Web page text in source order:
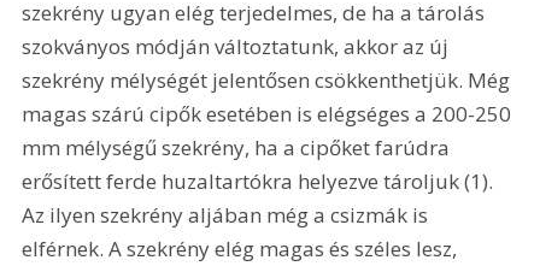
szekrény ugyan elég terjedelmes, de ha a tárolás
szokványos módján változtatunk, akkor az új
szekrény mélységét jelentősen csökkenthetjük. Még
magas szárú cipők esetében is elégséges a 200-250
mm mélységű szekrény, ha a cipőket farúdra
erősített ferde huzaltartókra helyezve tároljuk (1).
Az ilyen szekrény aljában még a csizmák is
elférnek. A szekrény elég magas és széles lesz,